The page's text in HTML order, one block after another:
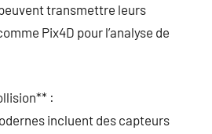
transmettre leurs
Pix4D pour l’analyse de
:
incluent des capteurs